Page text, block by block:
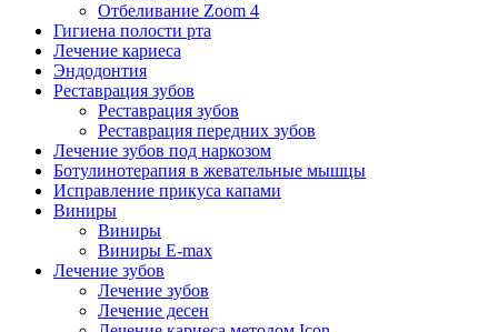
Отбеливание Zoom 4
Гигиена полости рта
Лечение кариеса
Эндодонтия
Реставрация зубов
Реставрация зубов
Реставрация передних зубов
Лечение зубов под наркозом
Ботулинотерапия в жевательные мышцы
Исправление прикуса капами
Виниры
Виниры
Виниры E-max
Лечение зубов
Лечение зубов
Лечение десен